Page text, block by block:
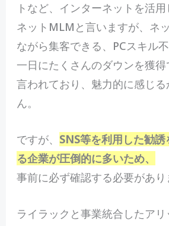
トなど、インターネットを活
ネットMLMと言いますが、ネ
ながら集客できる、PCスキル不
一日にたくさんのダウンを獲得
言われており、魅力的に感じ
ん。
ですが、 SNS等を利用した勧
る企業が圧倒的に多いため、
事前に必ず確認する必要があり
ライラックと事業統合したア